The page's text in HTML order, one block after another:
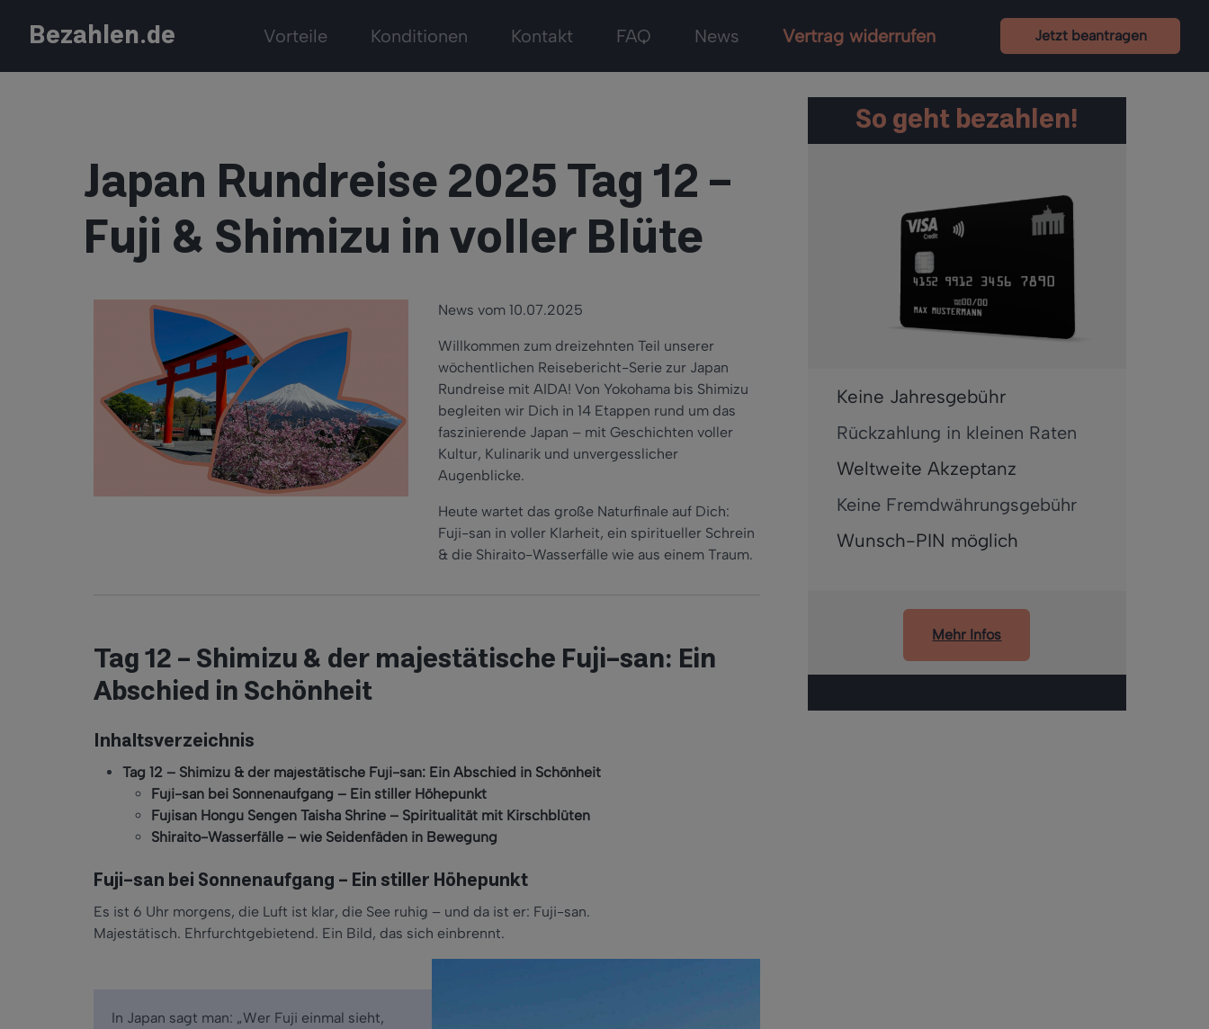
Bezahlen.de Vorteile Konditionen Kontakt FAQ News Vertrag widerrufen Jetzt beantragen
Japan Rundreise 2025 Tag 12 –
Fuji & Shimizu in voller Blüte
News vom 10.07.2025
Willkommen zum dreizehnten Teil unserer
wöchentlichen Reisebericht-Serie zur Japan
Rundreise mit AIDA! Von Yokohama bis Shimizu
begleiten wir Dich in 14 Etappen rund um das
faszinierende Japan – mit Geschichten voller
Kultur, Kulinarik und unvergesslicher
Augenblicke.
Heute wartet das große Naturfinale auf Dich:
Fuji-san in voller Klarheit, ein spiritueller Schrein
& die Shiraito-Wasserfälle wie aus einem Traum.
Tag 12 – Shimizu & der majestätische Fuji-san: Ein
Abschied in Schönheit
Inhaltsverzeichnis
Tag 12 – Shimizu & der majestätische Fuji-san: Ein Abschied in Schönheit
Fuji-san bei Sonnenaufgang – Ein stiller Höhepunkt
Fujisan Hongu Sengen Taisha Shrine – Spiritualität mit Kirschblüten
Shiraito-Wasserfälle – wie Seidenfäden in Bewegung
Fuji-san bei Sonnenaufgang – Ein stiller Höhepunkt
Es ist 6 Uhr morgens, die Luft ist klar, die See ruhig – und da ist er: Fuji-san.
Majestätisch. Ehrfurchtgebietend. Ein Bild, das sich einbrennt.
In Japan sagt man: „Wer Fuji einmal sieht,
So geht bezahlen!
Keine Jahresgebühr
Rückzahlung in kleinen Raten
Weltweite Akzeptanz
Keine Fremdwährungsgebühr
Wunsch-PIN möglich
Mehr Infos